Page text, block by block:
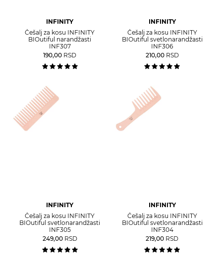
INFINITY
Češalj za kosu INFINITY
BIOutiful narandžasti
INF307
190,00 RSD
INFINITY
Češalj za kosu INFINITY
BIOutiful svetlonarandžasti
INF306
210,00 RSD
INFINITY
Češalj za kosu INFINITY
BIOutiful svetlonarandžasti
INF305
249,00 RSD
INFINITY
Češalj za kosu INFINITY
BIOutiful svetlonarandžasti
INF304
219,00 RSD